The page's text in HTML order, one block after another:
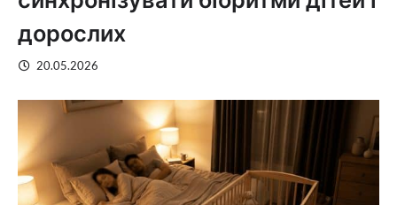
дорослих
20.05.2026